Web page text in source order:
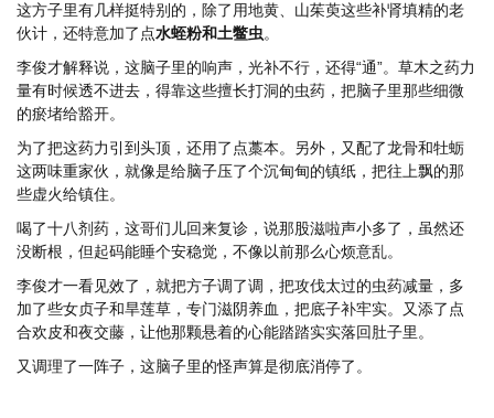
这方子里有几样挺特别的，除了用地黄、山茱萸这些补肾填精的老
伙计，还特意加了点水蛭粉和土鳖虫。
李俊才解释说，这脑子里的响声，光补不行，还得“通”。草木之药力
量有时候透不进去，得靠这些擅长打洞的虫药，把脑子里那些细微
的瘀堵给豁开。
为了把这药力引到头顶，还用了点藁本。另外，又配了龙骨和牡蛎
这两味重家伙，就像是给脑子压了个沉甸甸的镇纸，把往上飘的那
些虚火给镇住。
喝了十八剂药，这哥们儿回来复诊，说那股滋啦声小多了，虽然还
没断根，但起码能睡个安稳觉，不像以前那么心烦意乱。
李俊才一看见效了，就把方子调了调，把攻伐太过的虫药减量，多
加了些女贞子和旱莲草，专门滋阴养血，把底子补牢实。又添了点
合欢皮和夜交藤，让他那颗悬着的心能踏踏实实落回肚子里。
又调理了一阵子，这脑子里的怪声算是彻底消停了。